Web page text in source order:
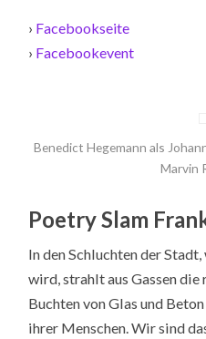
› Facebookseite
› Facebookevent
Benedict Hegemann als
Marvin
Poetry Slam
In den Schluchten der
wird, strahlt aus Gassen die
Buchten von Glas und
ihrer Menschen. Wir sind